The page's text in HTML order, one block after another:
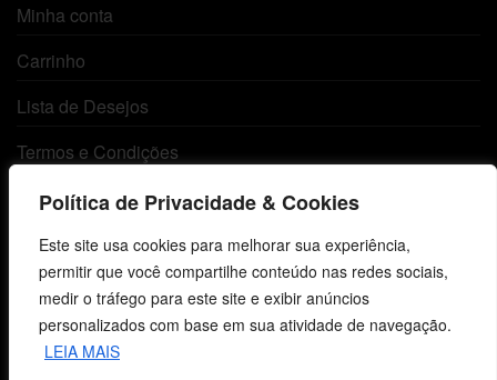
Política de Privacidade & Cookies
Este site usa cookies para melhorar sua experiência,
permitir que você compartilhe conteúdo nas redes sociais,
medir o tráfego para este site e exibir anúncios
personalizados com base em sua atividade de navegação.
LEIA MAIS
Minha conta
Carrinho
Lista de Desejos
Termos e Condições
CNPJ: 29.832.607/0001-10
São Leopoldo, RS, Brasil